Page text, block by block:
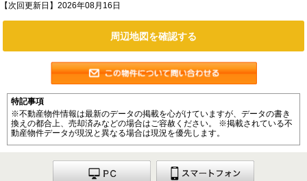
【次回更新日】2026年08月16日
周辺地図を確認する
特記事項
※不動産物件情報は最新のデータの掲載を心がけていますが、データの書き
換えの都合上、売却済みなどの場合はご容赦ください。 ※掲載されている不
動産物件データが現況と異なる場合は現況を優先します。